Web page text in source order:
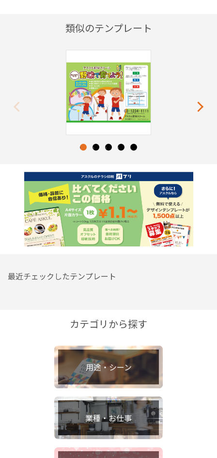
類似のテンプレート
Next
1 2 3 4 5
最近チェックしたテンプレート
カテゴリから探す
用途・シーン
業種・お仕事